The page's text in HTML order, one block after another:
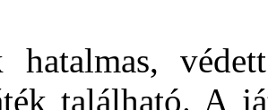
hatalmas,
található. A